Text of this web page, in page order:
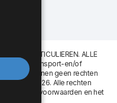
en PARTICULIEREN. ALLE
B.T.W. Transport-en/of
kunnen geen rechten
VOF © 2026. Alle rechten
leveringsvoorwaarden en het